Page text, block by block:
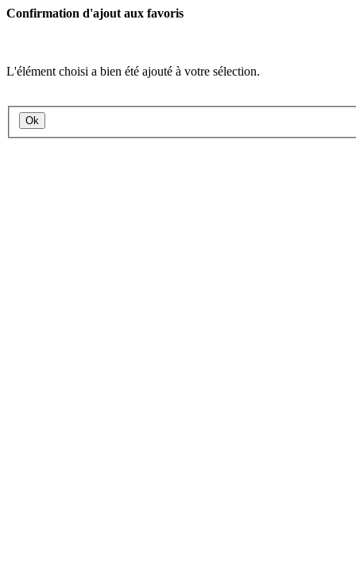
Confirmation d'ajout aux favoris
L'élément choisi a bien été ajouté à votre sélection.